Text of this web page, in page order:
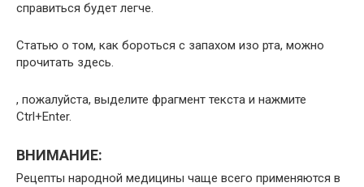
справиться будет легче.
Статью о том, как бороться с запахом изо рта, можно
прочитать здесь.
, пожалуйста, выделите фрагмент текста и нажмите
Ctrl+Enter.
ВНИМАНИЕ:
Рецепты народной медицины чаще всего применяются в